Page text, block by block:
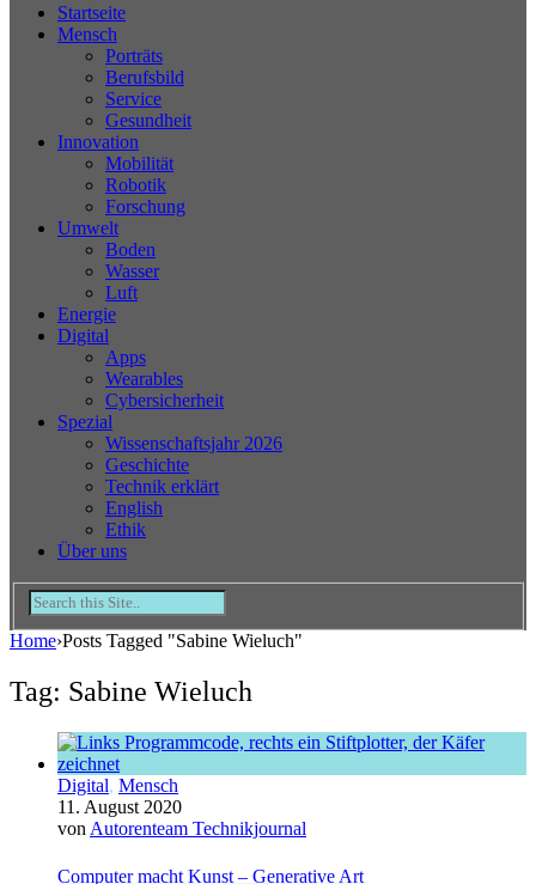
Startseite
Mensch
Porträts
Berufsbild
Service
Gesundheit
Innovation
Mobilität
Robotik
Forschung
Umwelt
Boden
Wasser
Luft
Energie
Digital
Apps
Wearables
Cybersicherheit
Spezial
Wissenschaftsjahr 2026
Geschichte
Technik erklärt
English
Ethik
Über uns
Home›Posts Tagged "Sabine Wieluch"
Tag: Sabine Wieluch
Digital, Mensch
11. August 2020
von Autorenteam Technikjournal
Computer macht Kunst ‒ Generative Art